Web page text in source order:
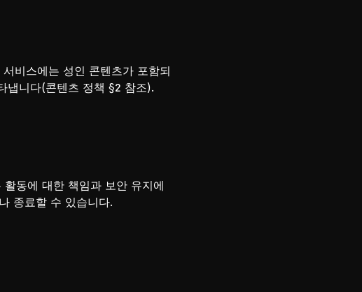
비스에는 성인 콘텐츠가 포함되
냅니다(콘텐츠 정책 §2 참조).
동에 대한 책임과 보안 유지에
종료할 수 있습니다.